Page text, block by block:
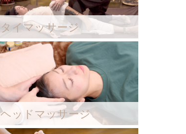
タイマッサージ
ヘッドマッサージ